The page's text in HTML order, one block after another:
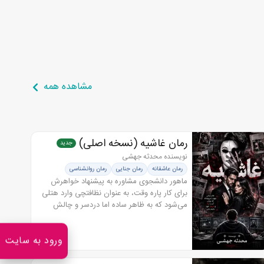
مشاهده همه
رمان غاشیه (نسخه اصلی) جدید
نویسنده محدثه جهشی
رمان عاشقانه رمان جنایی رمان روانشناسی رمان معمایی
ماهور دانشجوی مشاوره به پیشنهاد خواهرش
برای کار پاره وقت، به عنوان نظافتچی وارد هتلی
می‌شود که به ظاهر ساده اما دردسر و چالش
ورود به سایت